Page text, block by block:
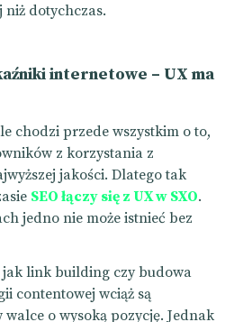
dotychczas.
internetowe – UX ma
chodzi przede wszystkim o to,
z korzystania z
jakości. Dlatego tak
SEO łączy się z UX w SXO.
jedno nie może istnieć bez
jak link building czy budowa
contentowej wciąż są
o wysoką pozycję. Jednak